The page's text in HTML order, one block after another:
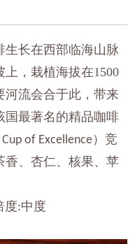
生长在西部临海山脉
，栽植海拔在1500
河流会合于此，带来
国最著名的精品咖啡
Cup of Excellence）竞
香、杏仁、核果、苹
度:中度